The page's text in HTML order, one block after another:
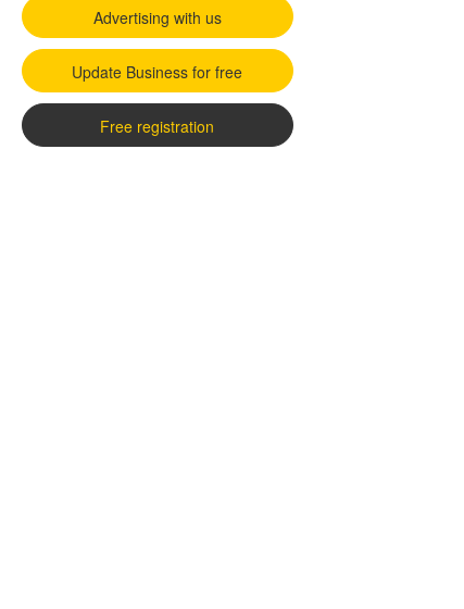
Advertising with us
Update Business for free
Free registration